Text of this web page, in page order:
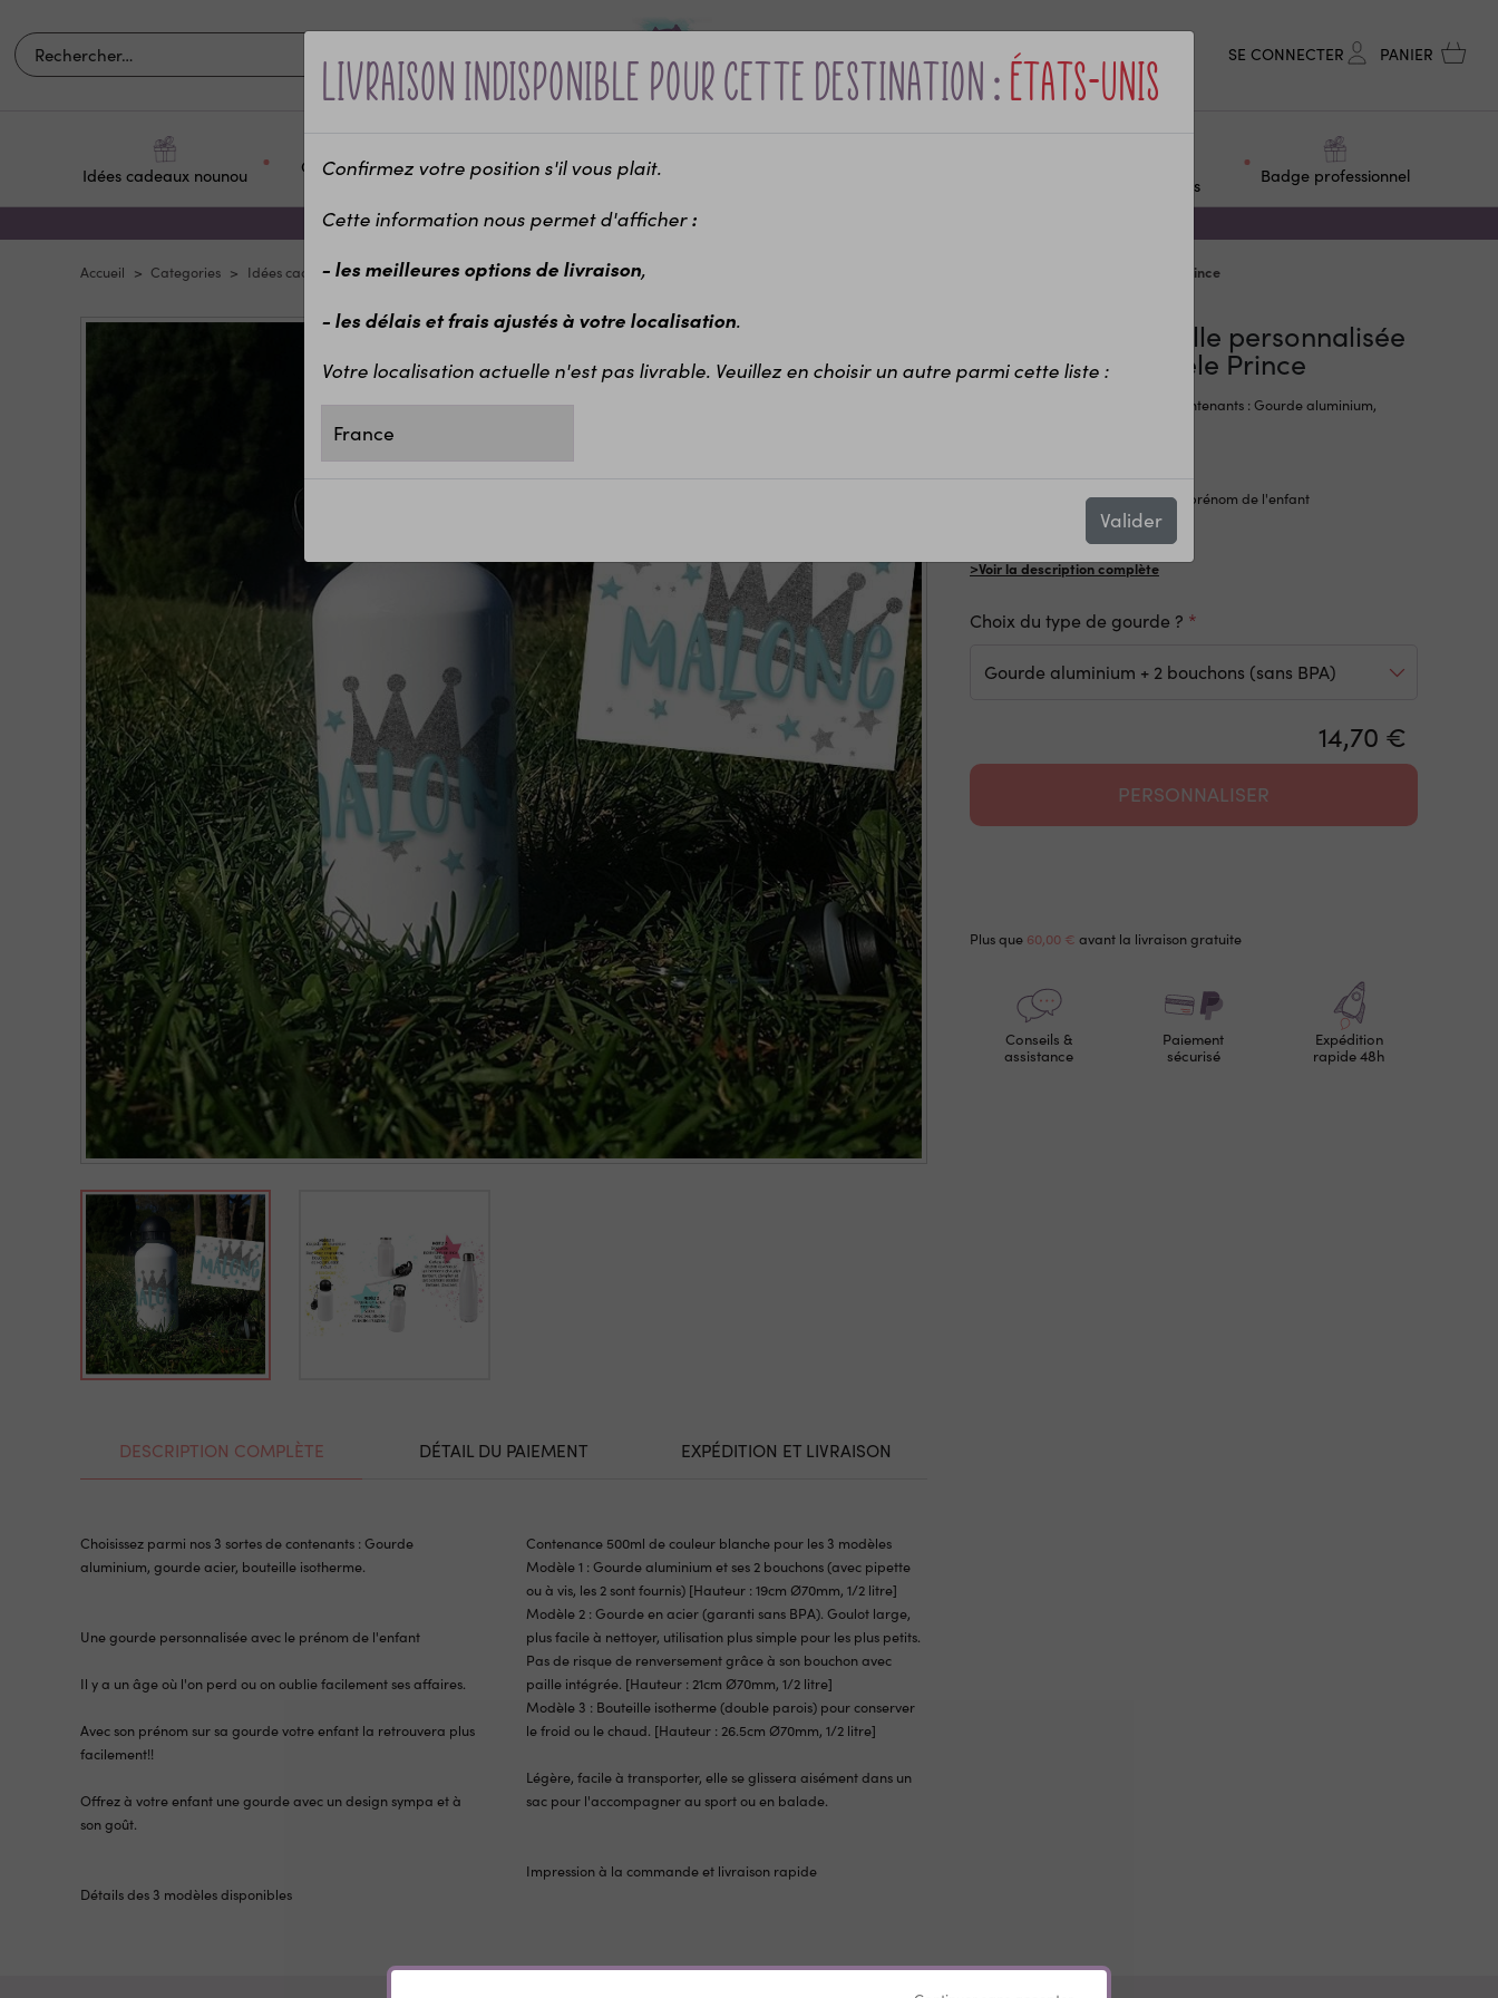
SE CONNECTER PANIER
Idées cadeaux nounou
Occasions et
Pour qui ?
Bébé &
naissance
personnalisés
Badge professionnel
-10% sur votre première commande avec le code bienvenue
Livraison indisponible pour cette destination :États-Unis
Confirmez votre position s'il vous plait.
Cette information nous permet d'afficher:
- les meilleures options de livraison,
- les délais et frais ajustés à votre localisation.
Votre localisation actuelle n'est pas livrable. Veuillez en choisir un autre parmi cette liste :
Valider
compléter
Bouchon de gourde de
remplacement
Accueil Categories Idées cadeaux enfants Sport et Loisirs Gourdes enfants personnalisées dès 2 ans Gourde ou bouteille personnalisée pour enfant modèle Prince
DESCRIPTION COMPLÈTE DÉTAIL DU PAIEMENT EXPÉDITION ET LIVRAISON
Choisissez parmi nos 3 sortes de contenants : Gourde
aluminium, gourde acier, bouteille isotherme.
Une gourde personnalisée avec le prénom de l'enfant
Il y a un âge où l'on perd ou on oublie facilement ses affaires.
Avec son prénom sur sa gourde votre enfant la retrouvera plus
facilement!!
Offrez à votre enfant une gourde avec un design sympa et à
son goût.
Détails des 3 modèles disponibles
Contenance 500ml de couleur blanche pour les 3 modèles
Modèle 1 : Gourde aluminium et ses 2 bouchons (avec pipette
ou à vis, les 2 sont fournis) [Hauteur : 19cm Ø70mm, 1/2 litre]
Modèle 2 : Gourde en acier (garanti sans BPA). Goulot large,
plus facile à nettoyer, utilisation plus simple pour les plus petits.
Pas de risque de renversement grâce à son bouchon avec
paille intégrée. [Hauteur : 21cm Ø70mm, 1/2 litre]
Modèle 3 : Bouteille isotherme (double parois) pour conserver
le froid ou le chaud. [Hauteur : 26.5cm Ø70mm, 1/2 litre]
Légère, facile à transporter, elle se glissera aisément dans un
sac pour l'accompagner au sport ou en balade.
Impression à la commande et livraison rapide
Gourde ou bouteille personnalisée
pour enfant modèle Prince
Choisissez parmi nos 3 sortes de contenants : Gourde aluminium,
Une gourde personnalisée avec le prénom de l'enfant
>Voir la description complète
Choix du type de gourde ?
14,70 €
PERSONNALISER
Plus que 60,00 € avant la livraison gratuite
Conseils &
assistance
Paiement
sécurisé
Expédition
rapide 48h